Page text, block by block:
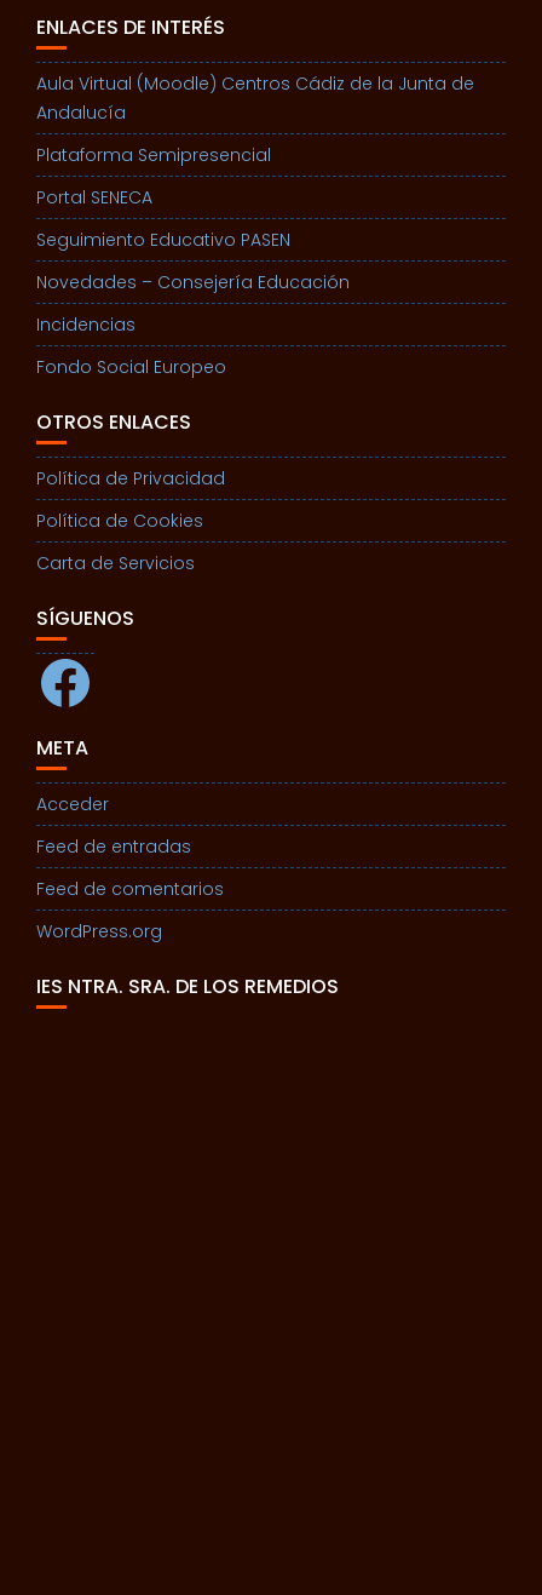
ENLACES DE INTERÉS
Aula Virtual (Moodle) Centros Cádiz de la Junta de
Andalucía
Plataforma Semipresencial
Portal SENECA
Seguimiento Educativo PASEN
Novedades – Consejería Educación
Incidencias
Fondo Social Europeo
OTROS ENLACES
Política de Privacidad
Política de Cookies
Carta de Servicios
SÍGUENOS
Facebook
META
Acceder
Feed de entradas
Feed de comentarios
WordPress.org
IES NTRA. SRA. DE LOS REMEDIOS